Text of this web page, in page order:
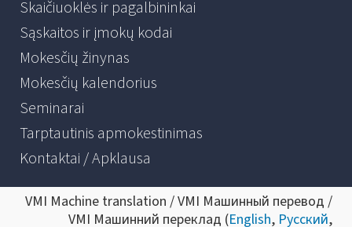
Skaičiuoklės ir pagalbininkai
Sąskaitos ir įmokų kodai
Mokesčių žinynas
Mokesčių kalendorius
Seminarai
Tarptautinis apmokestinimas
Kontaktai / Apklausa
VMI Machine translation / VMI Машинный перевод /
VMI Машинний переклад (English, Русский,